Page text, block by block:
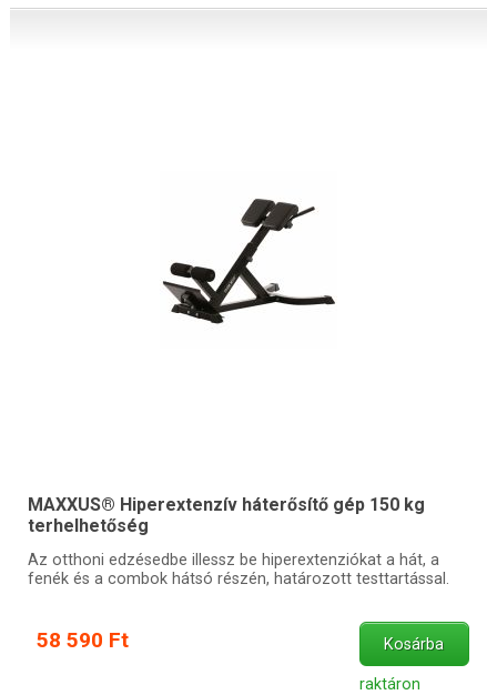
MAXXUS® Hiperextenzív háterősítő gép 150 kg
terhelhetőség
Az otthoni edzésedbe illessz be hiperextenziókat a hát, a
fenék és a combok hátsó részén, határozott testtartással.
58 590 Ft Kosárba
raktáron